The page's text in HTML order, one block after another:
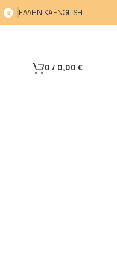
ΕΛΛΗΝΙΚΑENGLISH
0 / 0,00 €